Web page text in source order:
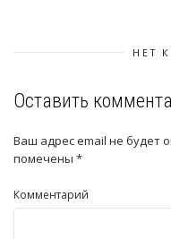
НЕТ
Оставить
Ваш адрес email не будет
помечены *
Комментарий